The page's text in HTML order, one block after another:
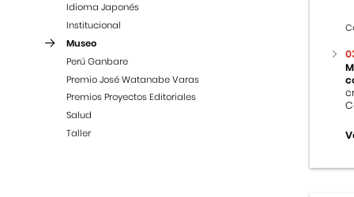
Idioma Japonés
Institucional
Museo
Perú Ganbare
Premio José Watanabe Varas
Premios Proyectos Editoriales
Salud
Taller